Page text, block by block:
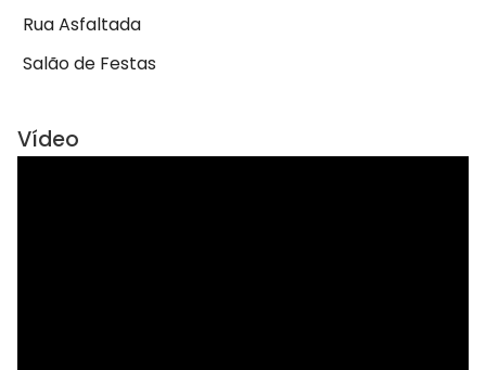
Rua Asfaltada
Salão de Festas
Vídeo